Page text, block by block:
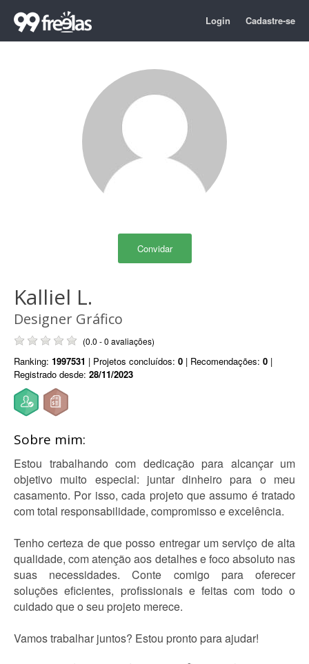
Login Cadastre-se
Convidar
Kalliel L.
Designer Gráfico
(0.0 - 0 avaliações)
Ranking: 1997531 | Projetos concluídos: 0 | Recomendações: 0 |
Registrado desde: 28/11/2023
Sobre mim:
Estou trabalhando com dedicação para alcançar um
objetivo muito especial: juntar dinheiro para o meu
casamento. Por isso, cada projeto que assumo é tratado
com total responsabilidade, compromisso e excelência.
Tenho certeza de que posso entregar um serviço de alta
qualidade, com atenção aos detalhes e foco absoluto nas
suas necessidades. Conte comigo para oferecer
soluções eficientes, profissionais e feitas com todo o
cuidado que o seu projeto merece.
Vamos trabalhar juntos? Estou pronto para ajudar!